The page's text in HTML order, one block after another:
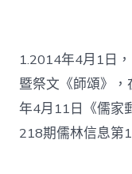
1.2014年4月1日
暨祭文《師頌》
年4月11日《儒家
218期儒林信息